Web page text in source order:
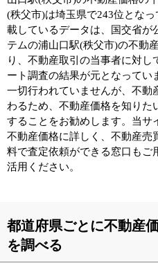
(秩父市)は埼玉県で243位とな
載しているデータは、国交省が
テムの浦山口駅(秩父市)の不動
り、不動産取引の当事者に対
ート調査の結果が元となってい
一切行われていませんが、不動
わるため、不動産価格を知りた
することをお勧めします。当サ
不動産価格に詳しく、不動産売
料で査定依頼ができる窓口もご
活用ください。
都道府県ごとに不動産
を調べる